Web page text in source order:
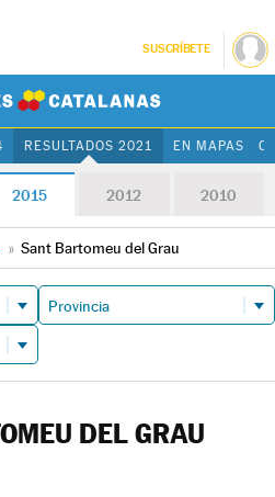
SUSCRÍBETE
RESULTADOS 2021 EN MAPAS
2015 2012 2010
» Sant Bartomeu del Grau
DEL GRAU